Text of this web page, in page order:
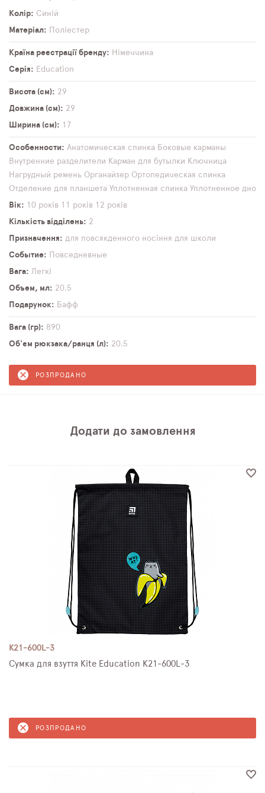
Колір
Синій
Матеріал
Поліестер
Країна реєстрації бренду
Німеччина
Серія
Education
Висота (см)
29
Довжина (см)
29
Ширина (см)
17
Особенности Анатомическая спинка Боковые карманы
Внутренние разделители Карман для бутылки Ключница
Нагрудный ремень Органайзер Ортопедическая спинка
Отделение для планшета Уплотненная спинка Уплотненное дно
Вік
10 років 11 років 12 років
Кількість відділень
2
Призначення
для повсякденного носіння для школи
Событие
Повседневные
Вага
Легкі
Объем, мл
20,5
Подарунок
Бафф
Вага (гр)
890
Об'єм рюкзака/ранця (л)
20,5
РОЗПРОДАНО
Додати до замовлення
K21-600L-3
Сумка для взуття Kite Education K21-600L-3
РОЗПРОДАНО